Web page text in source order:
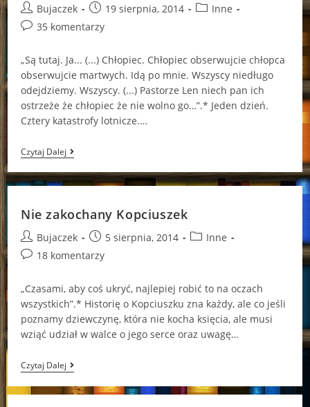
Post
author:
Bujaczek
Post
published:
19 sierpnia, 2014
PostInne
Post35 komentarzy
„Są tutaj. Ja... (...) Chłopiec. Chłopiec obserwujcie chłopca
obserwujcie martwych. Idą po mnie. Wszyscy niedługo
odejdziemy. Wszyscy. (...) Pastorze Len niech pan ich
ostrzeże że chłopiec że nie wolno go…”.* Jeden dzień.
Cztery katastrofy lotnicze.…
Czytaj DalejJaka
Jest
Prawda
O
Nie zakochany Kopciuszek
Post
author:
Bujaczek
Post
published:
5 sierpnia, 2014
PostInne
Post18 komentarzy
„Czasami, aby coś ukryć, najlepiej robić to na oczach
wszystkich”.* Historię o Kopciuszku zna każdy, ale co jeśli
poznamy dziewczynę, która nie kocha księcia, ale musi
wziąć udział w walce o jego serce oraz uwagę…
Czytaj DalejNie
Zakochany
Kopciuszek